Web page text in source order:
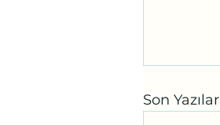
Son Yazılar